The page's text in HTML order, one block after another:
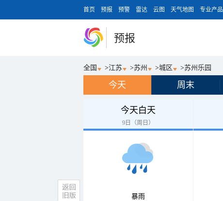
首页 预报 预警 雷达 云图 天气地图 专业产品
预报
全国 >江苏 >苏州 >城区 >苏州乐园
今天 周末
今天白天
9日（周日）
暴雨